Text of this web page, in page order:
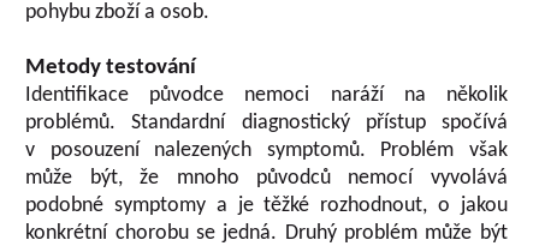
pohybu zboží a osob.
Metody testování
Identifikace původce nemoci naráží na několik
problémů. Standardní diagnostický přístup spočívá
v posouzení nalezených symptomů. Problém však
může být, že mnoho původců nemocí vyvolává
podobné symptomy a je těžké rozhodnout, o jakou
konkrétní chorobu se jedná. Druhý problém může být